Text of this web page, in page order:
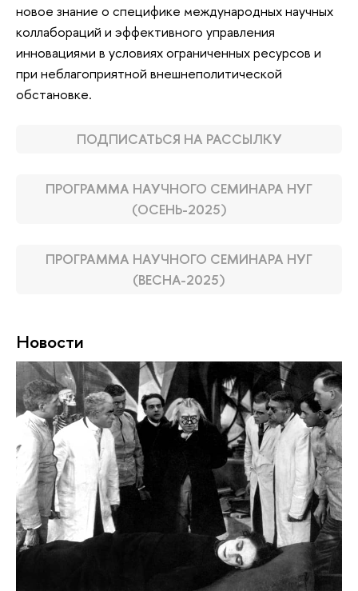
новое знание о специфике международных научных
коллабораций и эффективного управления
инновациями в условиях ограниченных ресурсов и
при неблагоприятной внешнеполитической
обстановке.
ПОДПИСАТЬСЯ НА РАССЫЛКУ
ПРОГРАММА НАУЧНОГО СЕМИНАРА НУГ
(ОСЕНЬ-2025)
ПРОГРАММА НАУЧНОГО СЕМИНАРА НУГ
(ВЕСНА-2025)
Новости